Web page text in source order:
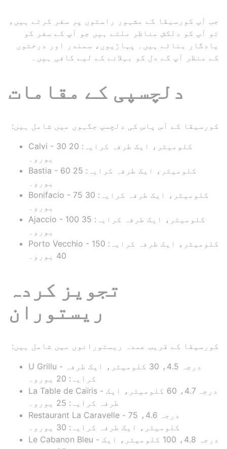
جب آپ کورسیقا کے مشہور راستوں پر سفر کرتے ہیں،
تو آپ کو دلکش مناظر ملتے ہیں جو آپ کے سفر کو
یادگار بناتے ہیں۔ پہاڑیوں، سمندر اور درختوں
کے منظر آپ کے دل کو بہلانے کے لیے کافی ہیں۔
دلچسپی کے مقامات
کورسیقا کے آس پاس کی دلچسپ جگہوں میں شامل ہیں:
Calvi - 30 کلومیٹر، ایک طرفہ کرایہ: 20
یورو۔
Bastia - 60 کلومیٹر، ایک طرفہ کرایہ: 25
یورو۔
Bonifacio - 75 کلومیٹر، ایک طرفہ کرایہ: 30
یورو۔
Ajaccio - 100 کلومیٹر، ایک طرفہ کرایہ: 35
یورو۔
Porto Vecchio - 150 کلومیٹر، ایک طرفہ کرایہ:
40 یورو۔
تجویز کردہ
ریستوران
کورسیقا کے قریب عمدہ ریستورانوں میں شامل ہیں:
U Grillu - درجہ 4.5، 30 کلومیٹر، ایک طرفہ
کرایہ: 20 یورو۔
La Table de Caïris - درجہ 4.7، 60 کلومیٹر، ایک
طرفہ کرایہ: 25 یورو۔
Restaurant La Caravelle - درجہ 4.6، 75
کلومیٹر، ایک طرفہ کرایہ: 30 یورو۔
Le Cabanon Bleu - درجہ 4.8، 100 کلومیٹر، ایک